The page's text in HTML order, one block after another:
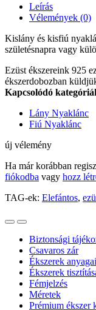
Leírás
Vélemények (0)
Kislány és kisfiú
születésnapra vagy
Ezüst ékszereink 925
ékszerdobozban
Kapcsolódó
Lány Nyaklánc
Fiú Nyaklánc
új vélemény
Ha már korábban
fiókodba vagy hozz
TAG-ek: Elefántos,
Biztonsági
Csavaros zár
Ékszerek anyagai
Ékszerek
Fémjelzés
Méretek
Prémium ékszer